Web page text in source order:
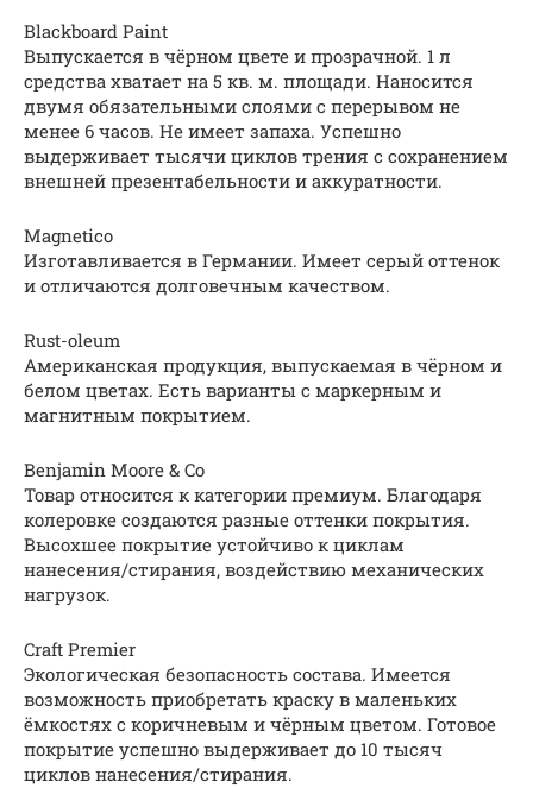
Blackboard Paint
Выпускается в чёрном цвете и прозрачной. 1 л
средства хватает на 5 кв. м. площади. Наносится
двумя обязательными слоями с перерывом не
менее 6 часов. Не имеет запаха. Успешно
выдерживает тысячи циклов трения с сохранением
внешней презентабельности и аккуратности.
Magnetico
Изготавливается в Германии. Имеет серый оттенок
и отличаются долговечным качеством.
Rust-oleum
Американская продукция, выпускаемая в чёрном и
белом цветах. Есть варианты с маркерным и
магнитным покрытием.
Benjamin Moore & Co
Товар относится к категории премиум. Благодаря
колеровке создаются разные оттенки покрытия.
Высохшее покрытие устойчиво к циклам
нанесения/стирания, воздействию механических
нагрузок.
Craft Premier
Экологическая безопасность состава. Имеется
возможность приобретать краску в маленьких
ёмкостях с коричневым и чёрным цветом. Готовое
покрытие успешно выдерживает до 10 тысяч
циклов нанесения/стирания.